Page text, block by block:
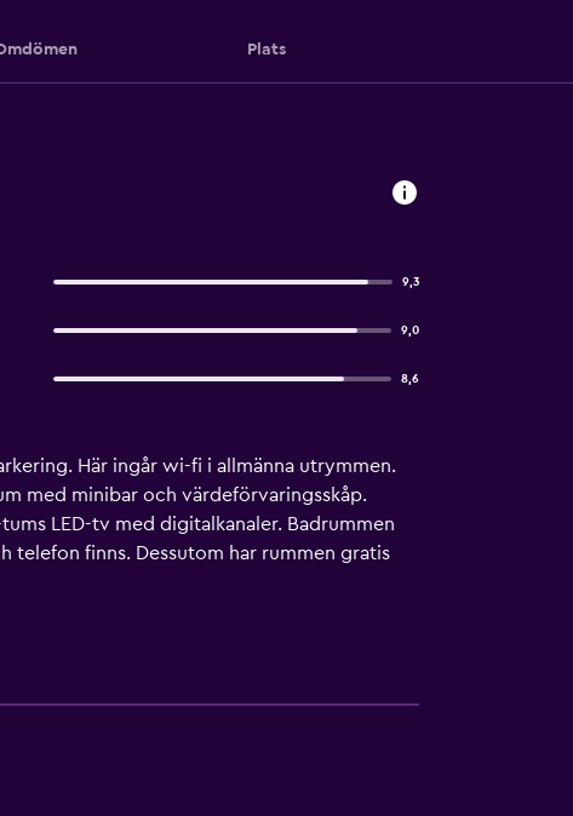
Plats
9,3
9,0
8,6
Här ingår wi-fi i allmänna utrymmen.
med minibar och värdeförvaringsskåp.
LED-tv med digitalkanaler. Badrummen
finns. Dessutom har rummen gratis
på begäran. Uppbäddningsservice erbjuds
eller i närheten. Avgifter kan tillkomma.